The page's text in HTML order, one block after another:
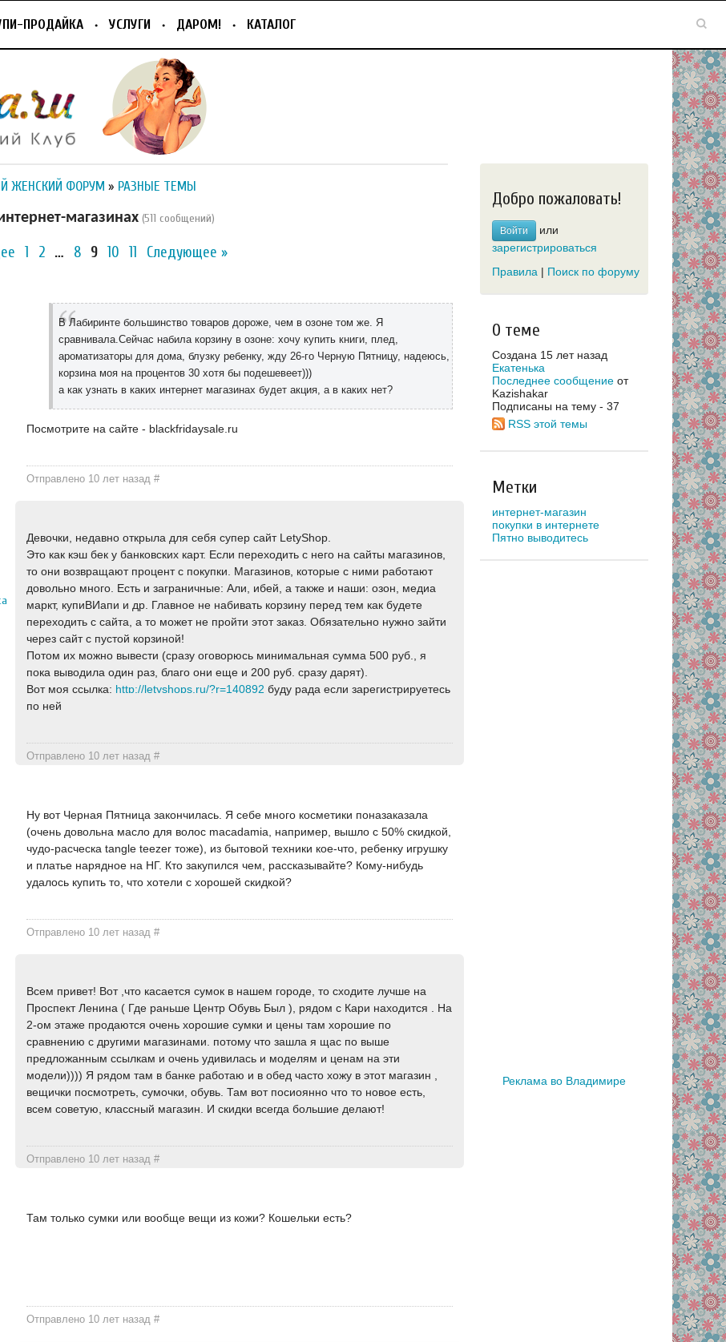
ПРОДАЙКА УСЛУГИ ДАРОМ! КАТАЛОГ
ЖЕНСКИЙ ФОРУМ » РАЗНЫЕ ТЕМЫ
магазинах (511 сообщений)
1 2 … 8 9 10 11 Следующее »
В Лабиринте большинство товаров дороже, чем в озоне том же. Я
сравнивала.Сейчас набила корзину в озоне: хочу купить книги, плед,
ароматизаторы для дома, блузку ребенку, жду 26-го Черную Пятницу, надеюсь,
корзина моя на процентов 30 хотя бы подешевеет)))
а как узнать в каких интернет магазинах будет акция, а в каких нет?
Посмотрите на сайте - blackfridaysale.ru
Отправлено 10 лет назад#
Девочки, недавно открыла для себя супер сайт LetyShop.
Это как кэш бек у банковских карт. Если переходить с него на сайты магазинов,
то они возвращают процент с покупки. Магазинов, которые с ними работают
довольно много. Есть и заграничные: Али, ибей, а также и наши: озон, медиа
маркт, купиВИапи и др. Главное не набивать корзину перед тем как будете
переходить с сайта, а то может не пройти этот заказ. Обязательно нужно зайти
через сайт с пустой корзиной!
Потом их можно вывести (сразу оговорюсь минимальная сумма 500 руб., я
пока выводила один раз, благо они еще и 200 руб. сразу дарят).
Вот моя ссылка: http://letyshops.ru/?r=140892 буду рада если зарегистрируетесь
по ней
Отправлено 10 лет назад#
Ну вот Черная Пятница закончилась. Я себе много косметики поназаказала
(очень довольна масло для волос macadamia, например, вышло с 50% скидкой,
чудо-расческа tangle teezer тоже), из бытовой техники кое-что, ребенку игрушку
и платье нарядное на НГ. Кто закупился чем, рассказывайте? Кому-нибудь
удалось купить то, что хотели с хорошей скидкой?
Отправлено 10 лет назад#
Всем привет! Вот ,что касается сумок в нашем городе, то сходите лучше на
Проспект Ленина ( Где раньше Центр Обувь Был ), рядом с Кари находится . На
2-ом этаже продаются очень хорошие сумки и цены там хорошие по
сравнению с другими магазинами. потому что зашла я щас по выше
предложанным ссылкам и очень удивилась и моделям и ценам на эти
модели)))) Я рядом там в банке работаю и в обед часто хожу в этот магазин ,
вещички посмотреть, сумочки, обувь. Там вот посиоянно что то новое есть,
всем советую, классный магазин. И скидки всегда большие делают!
Отправлено 10 лет назад#
Там только сумки или вообще вещи из кожи? Кошельки есть?
Отправлено 10 лет назад#
Добро пожаловать!
Войти
или
зарегистрироваться
Правила | Поиск по форуму
О теме
Создана 15 лет назад
Екатенька
Последнее сообщение от
Kazishakar
Подписаны на тему - 37
RSS этой темы
Метки
интернет-магазин
покупки в интернете
Пятно выводитесь
Реклама во Владимире